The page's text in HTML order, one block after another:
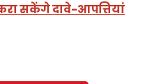
सकेंगे दावे-आपत्तियां